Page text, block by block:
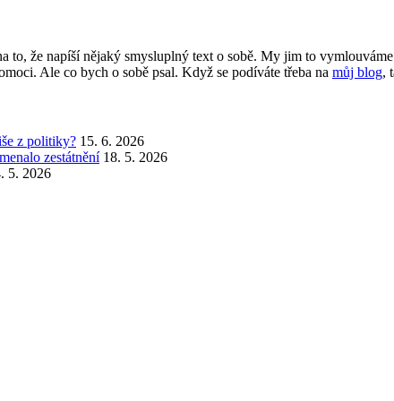
to, že napíší nějaký smysluplný text o sobě. My jim to
Ale co bych o sobě psal. Když se podíváte třeba na můj blog,
z politiky? 15. 6. 2026
zestátnění 18. 5. 2026
5. 2026